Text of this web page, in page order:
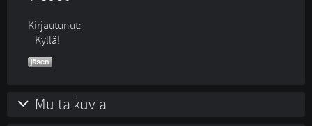
Kirjautunut:
Kyllä!
Muita kuvia